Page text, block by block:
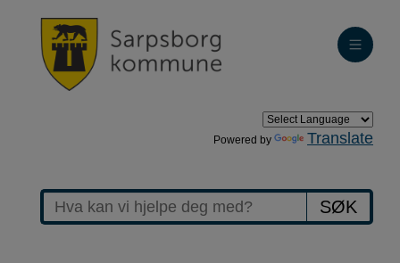
Powered by Translate
SØK